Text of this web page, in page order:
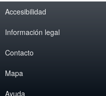
Accesibilidad
Información legal
Contacto
Mapa
Ayuda